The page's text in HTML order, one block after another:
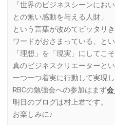
「世界のビジネスシーンにお
との無い感動を与える人財」
という言葉が改めてピッタリ
ワードがおさまっている、とい
「理想」を「現実」にしてこそ
真のビジネスクリエーターとい
一つ一つ着実に行動して実現し
RBCの勉強会への参加はまず
明日のブログは村上君です。
お楽しみに♪